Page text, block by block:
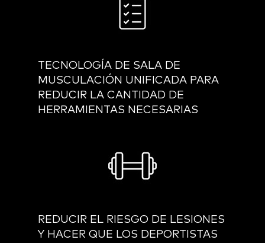
TECNOLOGÍA DE SALA DE
MUSCULACIÓN UNIFICADA PARA
REDUCIR LA CANTIDAD DE
HERRAMIENTAS NECESARIAS
REDUCIR EL RIESGO DE LESIONES
Y HACER QUE LOS DEPORTISTAS